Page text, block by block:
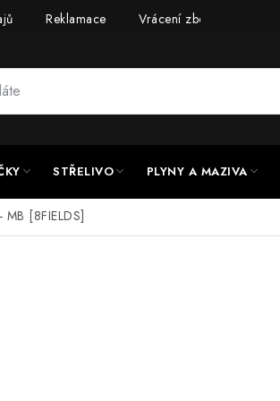
Reklamace Vrácení zboží
STŘELIVO PLYNY A MAZIVA
MB [8FIELDS]